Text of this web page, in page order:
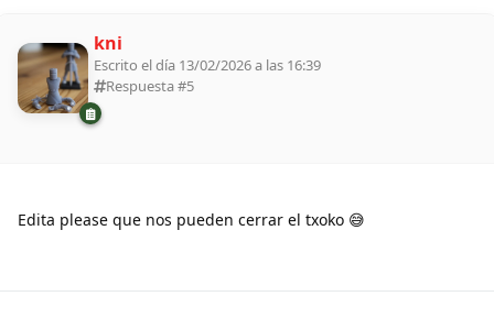
kni
Escrito el día 13/02/2026 a las 16:39
Respuesta #5
Edita please que nos pueden cerrar el txoko 😅